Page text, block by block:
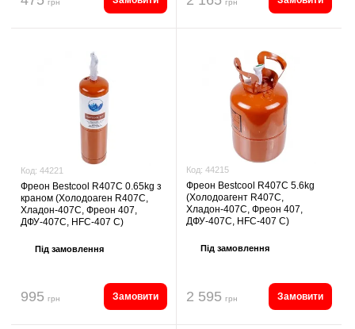
Код: 44221
Фреон Bestcool R407C 0.65kg з
краном (Холодоаген R407C,
Хладон-407C, Фреон 407,
ДФУ-407C, HFC-407 C)
Під замовлення
995 грн Замовити
Код: 44215
Фреон Bestcool R407C 5.6kg
(Холодоагент R407C,
Хладон-407C, Фреон 407,
ДФУ-407C, HFC-407 C)
Під замовлення
2 595 грн Замовити